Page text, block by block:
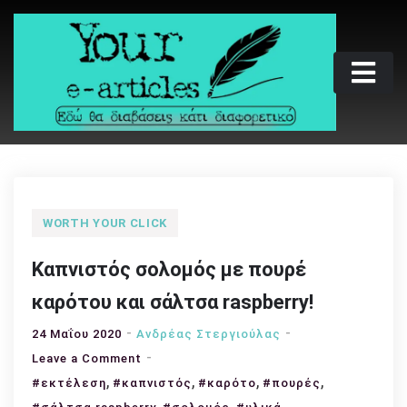
Skip
Your e-articles
Εδώ θα διαβάσεις κάτι διαφορετικό
WORTH YOUR CLICK
Καπνιστός σολομός με πουρέ
καρότου και σάλτσα raspberry!
24 Μαΐου 2020
Ανδρέας Στεργιούλας
Leave a Comment on
Καπνιστός
σολομός
#εκτέλεση, #καπνιστός , #καρότο, #πουρές ,